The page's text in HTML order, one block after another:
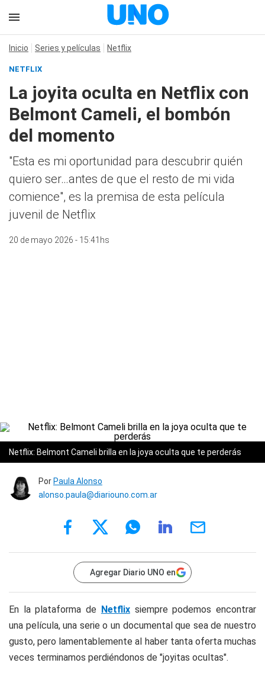
Inicio Series y películas Netflix
NETFLIX
La joyita oculta en Netflix con
Belmont Cameli, el bombón
del momento
"Esta es mi oportunidad para descubrir quién
quiero ser…antes de que el resto de mi vida
comience", es la premisa de esta película
juvenil de Netflix
20 de mayo 2026 - 15:41hs
Netflix: Belmont Cameli brilla en la joya oculta que te perderás
Por Paula Alonso
alonso.paula@diariouno.com.ar
Agregar Diario UNO en
En la plataforma de Netflixsiempre podemos encontrar
una película, una serie o un documental que sea de nuestro
gusto, pero lamentablemente al haber tanta oferta muchas
veces terminamos perdiéndonos de "joyitas ocultas".